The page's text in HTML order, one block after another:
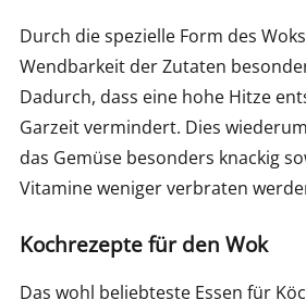
Durch die spezielle Form des
Wendbarkeit der Zutaten
Dadurch, dass eine hohe Hitze
Garzeit vermindert. Dies
das Gemüse besonders knackig
Vitamine weniger verbraten
Kochrezepte für den Wok
Das wohl beliebteste Essen für